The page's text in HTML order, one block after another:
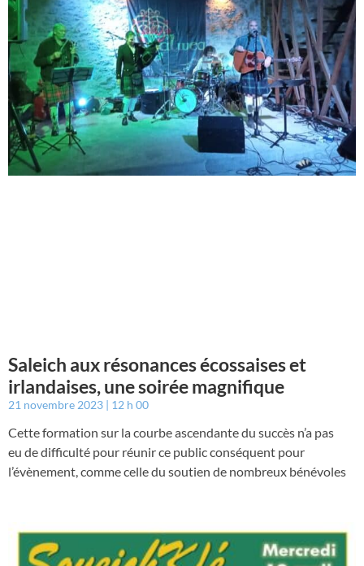
Saleich aux résonances écossaises et
irlandaises, une soirée magnifique
21 novembre 2023 12 h 00
Cette formation sur la courbe ascendante du succès n’a pas
eu de difficulté pour réunir ce public conséquent pour
l’évènement, comme celle du soutien de nombreux bénévoles